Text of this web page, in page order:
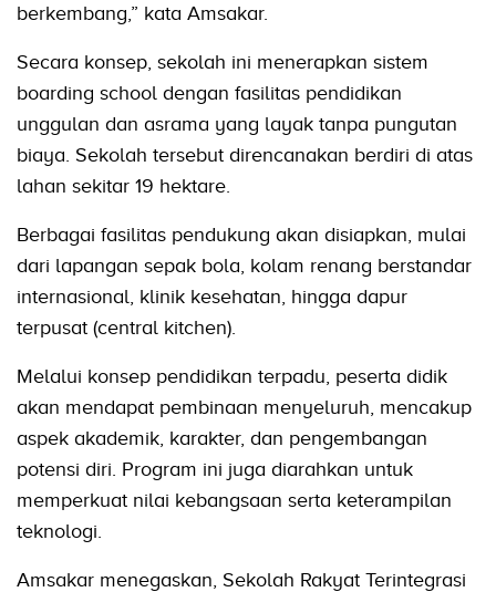
berkembang,” kata Amsakar.
Secara konsep, sekolah ini menerapkan sistem
boarding school dengan fasilitas pendidikan
unggulan dan asrama yang layak tanpa pungutan
biaya. Sekolah tersebut direncanakan berdiri di atas
lahan sekitar 19 hektare.
Berbagai fasilitas pendukung akan disiapkan, mulai
dari lapangan sepak bola, kolam renang berstandar
internasional, klinik kesehatan, hingga dapur
terpusat (central kitchen).
Melalui konsep pendidikan terpadu, peserta didik
akan mendapat pembinaan menyeluruh, mencakup
aspek akademik, karakter, dan pengembangan
potensi diri. Program ini juga diarahkan untuk
memperkuat nilai kebangsaan serta keterampilan
teknologi.
Amsakar menegaskan, Sekolah Rakyat Terintegrasi